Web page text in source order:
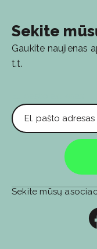
Sekite
Gaukite naujienas
t.t.
Sekite mūsų